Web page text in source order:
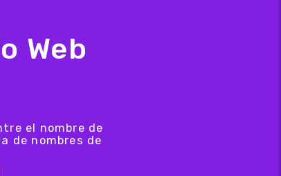
Web
el nombre de
de nombres de